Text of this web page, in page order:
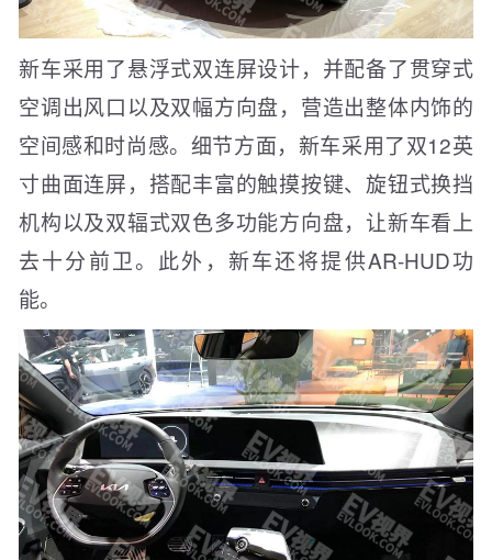
新车采用了悬浮式双连屏设计，并配备了贯穿式
空调出风口以及双幅方向盘，营造出整体内饰的
空间感和时尚感。细节方面，新车采用了双12英
寸曲面连屏，搭配丰富的触摸按键、旋钮式换挡
机构以及双辐式双色多功能方向盘，让新车看上
去十分前卫。此外，新车还将提供AR-HUD功
能。